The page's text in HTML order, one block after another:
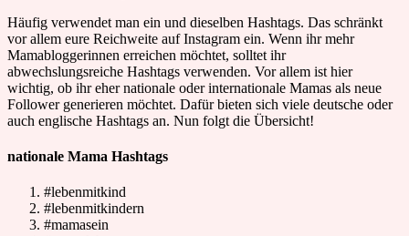
Häufig verwendet man ein und dieselben Hashtags. Das schränkt
vor allem eure Reichweite auf Instagram ein. Wenn ihr mehr
Mamabloggerinnen erreichen möchtet, solltet ihr
abwechslungsreiche Hashtags verwenden. Vor allem ist hier
wichtig, ob ihr eher nationale oder internationale Mamas als neue
Follower generieren möchtet. Dafür bieten sich viele deutsche oder
auch englische Hashtags an. Nun folgt die Übersicht!
nationale Mama Hashtags
#lebenmitkind
#lebenmitkindern
#mamasein